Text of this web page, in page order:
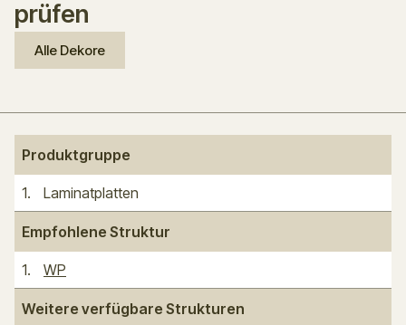
prüfen
Alle Dekore
Produktgruppe
1. Laminatplatten
Empfohlene Struktur
1. WP
Weitere verfügbare Strukturen